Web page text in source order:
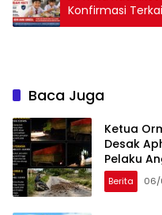
Konfirmasi
Kepatuhan SPPG
Baca Juga
Ketua
Desak
Pelaku
Overload,
Umum
Berita 06/